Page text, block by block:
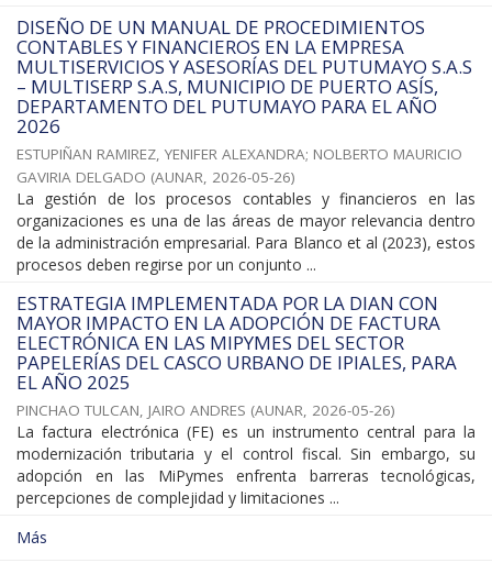
DISEÑO DE UN MANUAL DE PROCEDIMIENTOS
CONTABLES Y FINANCIEROS EN LA EMPRESA
MULTISERVICIOS Y ASESORÍAS DEL PUTUMAYO S.A.S
– MULTISERP S.A.S, MUNICIPIO DE PUERTO ASÍS,
DEPARTAMENTO DEL PUTUMAYO PARA EL AÑO
2026
ESTUPIÑAN RAMIREZ, YENIFER ALEXANDRA; NOLBERTO MAURICIO
GAVIRIA DELGADO (AUNAR, 2026-05-26)
La gestión de los procesos contables y financieros en las
organizaciones es una de las áreas de mayor relevancia dentro
de la administración empresarial. Para Blanco et al (2023), estos
procesos deben regirse por un conjunto ...
ESTRATEGIA IMPLEMENTADA POR LA DIAN CON
MAYOR IMPACTO EN LA ADOPCIÓN DE FACTURA
ELECTRÓNICA EN LAS MIPYMES DEL SECTOR
PAPELERÍAS DEL CASCO URBANO DE IPIALES, PARA
EL AÑO 2025
PINCHAO TULCAN, JAIRO ANDRES (AUNAR, 2026-05-26)
La factura electrónica (FE) es un instrumento central para la
modernización tributaria y el control fiscal. Sin embargo, su
adopción en las MiPymes enfrenta barreras tecnológicas,
percepciones de complejidad y limitaciones ...
Más